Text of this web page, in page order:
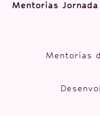
Mentorias
Mentorias